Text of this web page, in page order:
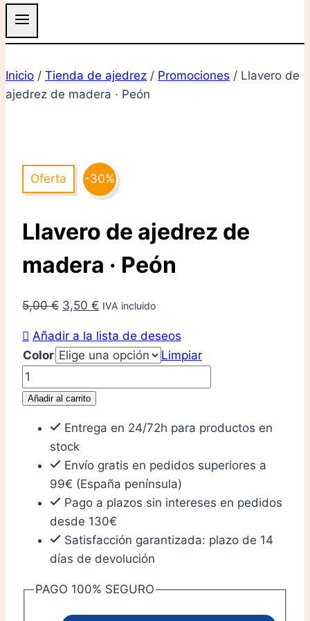
Inicio / Tienda de ajedrez / Promociones / Llavero de
ajedrez de madera · Peón
Oferta -30%
Llavero de ajedrez de
madera · Peón
5,00€ El
original
era:
3,50 € El
actual
es:
IVA incluido
Añadir a la lista de deseos
Color
Limpiar
Llavero
de
madera
cantidad
Añadir al carrito
Entrega en 24/72h para productos en
stock
Envío gratis en pedidos superiores a
99€ (España península)
Pago a plazos sin intereses en pedidos
desde 130€
Satisfacción garantizada: plazo de 14
días de devolución
PAGO 100% SEGURO